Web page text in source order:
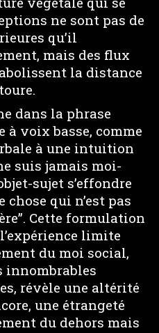
ne sont pas de
qu’il
mais des flux
la distance
dans la phrase
à voix basse, comme
à une intuition
suis jamais moi-
sujet s’effondre
chose qui n’est pas
Cette formulation
limite
du moi social,
innombrables
révèle une altérité
une étrangeté
du dehors mais